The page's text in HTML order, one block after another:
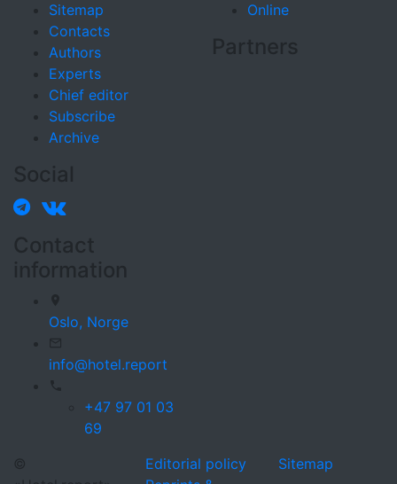
Sitemap
Contacts
Authors
Experts
Chief editor
Subscribe
Archive
Online
Partners
Social
Contact
information
Oslo, Norge
info@hotel.report
+47 97 01 03
69
©
Editorial policy
Sitemap